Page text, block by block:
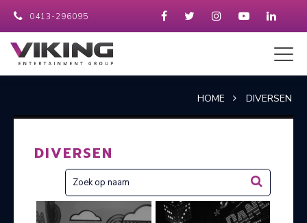
0413-296095
HOME DIVERSEN
DIVERSEN